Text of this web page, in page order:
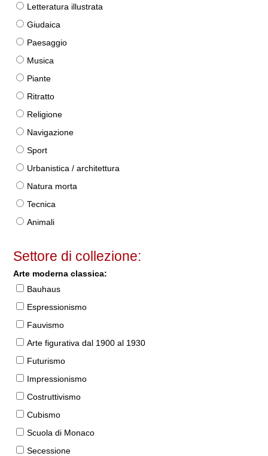
Letteratura illustrata
Giudaica
Paesaggio
Musica
Piante
Ritratto
Religione
Navigazione
Sport
Urbanistica / architettura
Natura morta
Tecnica
Animali
Settore di collezione:
Arte moderna classica:
Bauhaus
Espressionismo
Fauvismo
Arte figurativa dal 1900 al 1930
Futurismo
Impressionismo
Costruttivismo
Cubismo
Scuola di Monaco
Secessione